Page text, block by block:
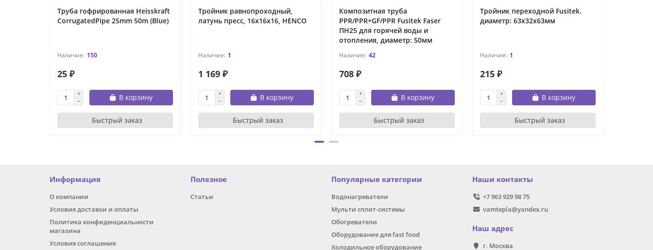
Труба гофрированная Heisskraft
CorrugatedPipe 25mm 50m (Blue)
150
25 ₽
В корзину
Быстрый заказ
Тройник равнопроходный,
латунь пресс, 16x16x16, HENCO
1
1 169 ₽
В корзину
Быстрый заказ
Композитная труба
PPR/PPR+GF/PPR Fusitek Faser
ПН25 для горячей воды и
отопления, диаметр: 50мм
42
708 ₽
В корзину
Быстрый заказ
Тройник переходной Fusitek.
диаметр: 63х32х63мм
1
215 ₽
В корзину
Быстрый заказ
Информация
О компании
Условия доставки и оплаты
Политика конфиденциальности
магазина
Условия соглашения
Полезное
Статьи
Популярные категории
Водонагреватели
Мульти сплит-системы
Обогреватели
Оборудование для fast food
Холодильное оборудование
Наши контакты
+7 963 929 98 75
vamtepla@yandex.ru
Наш адрес
г. Москва